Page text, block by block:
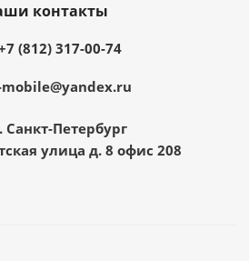
контакты
(812) 317-00-74
Санкт-Петербург
улица д. 8 офис 208